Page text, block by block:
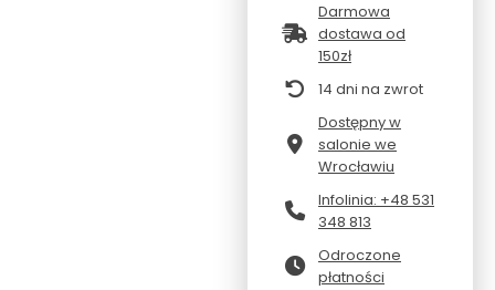
Darmowa
dostawa od
150zł
14 dni na zwrot
Dostępny w
salonie we
Wrocławiu
Infolinia: +48 531
348 813
Odroczone
płatności